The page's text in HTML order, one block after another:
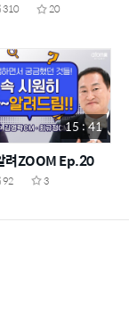
310
20
15 : 41
려ZOOM Ep.20
92
3